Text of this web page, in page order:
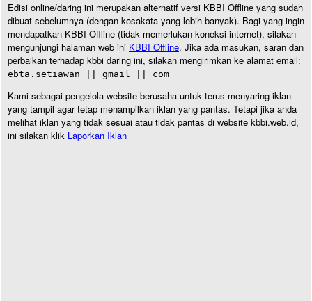
Edisi online/daring ini merupakan alternatif versi KBBI Offline yang sudah
dibuat sebelumnya (dengan kosakata yang lebih banyak). Bagi yang ingin
mendapatkan KBBI Offline (tidak memerlukan koneksi internet), silakan
mengunjungi halaman web ini KBBI Offline. Jika ada masukan, saran dan
perbaikan terhadap kbbi daring ini, silakan mengirimkan ke alamat email:
ebta.setiawan || gmail || com
Kami sebagai pengelola website berusaha untuk terus menyaring iklan
yang tampil agar tetap menampilkan iklan yang pantas. Tetapi jika anda
melihat iklan yang tidak sesuai atau tidak pantas di website kbbi.web.id,
ini silakan klik Laporkan Iklan